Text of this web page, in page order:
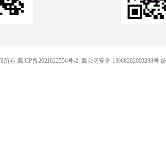
所有 冀ICP备2021022556号-2 冀公网安备 13068202000288号